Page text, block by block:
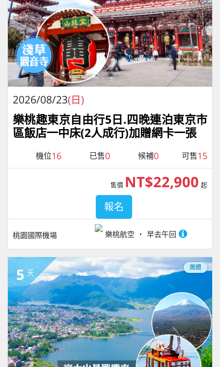
2026/08/23(日)
樂桃趣東京自由行5日.四晚連泊東京市
區飯店一中床(2人成行)加贈網卡一張
機位16 已售0 候補0 可售15
桃園國際機場 樂桃航空 早去午回
售價 NT$22,900 起
報名
5 天
團體